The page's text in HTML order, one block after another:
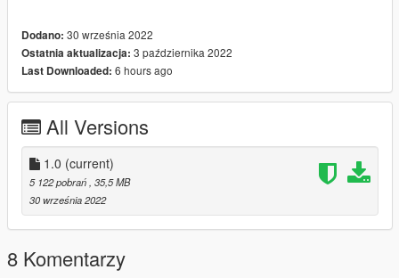
Dodano: 30 września 2022
Ostatnia aktualizacja: 3 października 2022
Last Downloaded: 6 hours ago
All Versions
1.0 (current)
5 122 pobrań , 35,5 MB
30 września 2022
8 Komentarzy